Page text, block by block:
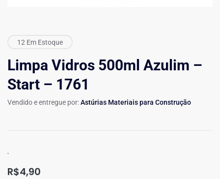
12 Em Estoque
Limpa Vidros 500ml Azulim –
Start – 1761
Vendido e entregue por:Astúrias Materiais para Construção
.
R$4,90